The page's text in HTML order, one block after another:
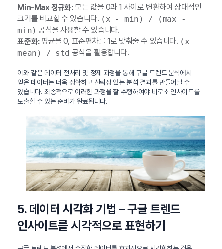
Min-Max 정규화:모든 값을 0과 1 사이로 변환하여 상대적인
크기를 비교할 수 있습니다. (x - min) / (max -
min) 공식을 사용할 수 있습니다.
표준화:평균을 0, 표준편차를 1로 맞춰줄 수 있습니다. (x -
mean) / std 공식을 활용합니다.
이와 같은 데이터 전처리 및 정제 과정을 통해 구글 트렌드 분석에서
얻은 데이터는 더욱 정확하고 신뢰성 있는 분석 결과를 만들어낼 수
있습니다. 최종적으로 이러한 과정을 잘 수행하여야 비로소 인사이트를
도출할 수 있는 준비가 완료됩니다.
5. 데이터 시각화 기법 – 구글 트렌드
인사이트를 시각적으로 표현하기